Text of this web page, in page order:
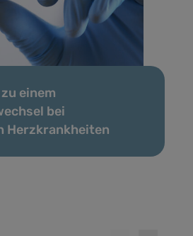
einem
bei
Herzkrankheiten